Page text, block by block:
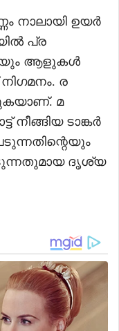
നാലായി ഉയർ
പ്ര
ആളുകൾ
ര
മ
നീങ്ങിയ ടാങ്കർ
ദൃശ്യ